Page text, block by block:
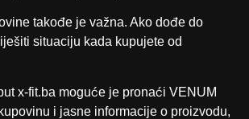
takođe je važna. Ako dođe do
situaciju kada kupujete od
x-fit.ba moguće je pronaći VENUM
i jasne informacije o proizvodu,